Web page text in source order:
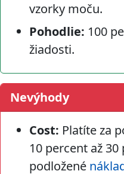
vzorky moču.
Pohodlie: 100
žiadosti.
Nevýhody
Cost: Platíte za
10 percent až
podložené